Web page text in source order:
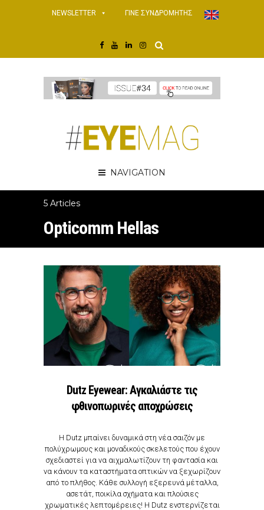
NEWSLETTER ΓΙΝΕ ΣΥΝΔΡΟΜΗΤΗΣ
NAVIGATION
5 Articles
Opticomm Hellas
Dutz Eyewear: Αγκαλιάστε τις
φθινοπωρινές αποχρώσεις
Η Dutz μπαίνει δυναμικά στη νέα σαιζόν με
πολύχρωμους και μοναδικούς σκελετούς που έχουν
σχεδιαστεί για να αιχμαλωτίζουν τη φαντασία και
να κάνουν τα καταστήματα οπτικών να ξεχωρίζουν
από το πλήθος. Κάθε συλλογή εξερευνά μέταλλα,
ασετάτ, ποικίλα σχήματα και πλούσιες
χρωματικές λεπτομέρειες! Η Dutz ενστερνίζεται